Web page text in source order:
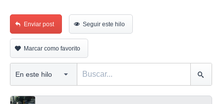
Enviar post Seguir este hilo
Marcar como favorito